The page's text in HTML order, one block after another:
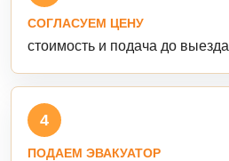
СОГЛАСУЕМ ЦЕНУ
стоимость и подача до выезда
4
ПОДАЕМ ЭВАКУАТОР